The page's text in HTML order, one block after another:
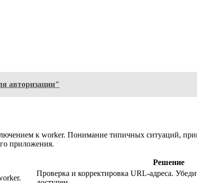
авторизации"
к worker. Понимание типичных ситуаций,
приложения.
Решение
Проверка и корректировка URL-адреса.